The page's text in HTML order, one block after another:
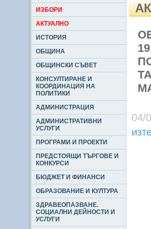
ИЗБОРИ
АКТУАЛНО
ИСТОРИЯ
ОБЩИНА
ОБЩИНСКИ СЪВЕТ
КОНСУЛТИРАНЕ И
КООРДИНАЦИЯ НА
ПОЛИТИКИ
АДМИНИСТРАЦИЯ
АДМИНИСТРАТИВНИ
УСЛУГИ
ПРОГРАМИ И ПРОЕКТИ
ПРЕДСТОЯЩИ ТЪРГОВЕ И
КОНКУРСИ
БЮДЖЕТ И ФИНАНСИ
ОБРАЗОВАНИЕ И КУЛТУРА
ЗДРАВЕОПАЗВАНЕ.
СОЦИАЛНИ ДЕЙНОСТИ И
УСЛУГИ
04/